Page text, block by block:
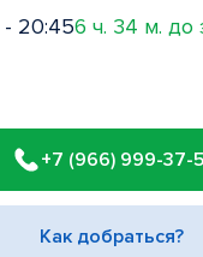
20:456 ч. 34 м. до
+7 (966) 999-37-
Как добраться?